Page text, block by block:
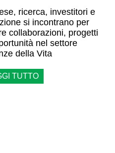
ricerca, investitori e
si incontrano per
collaborazioni, progetti
nel settore
della Vita
TUTTO